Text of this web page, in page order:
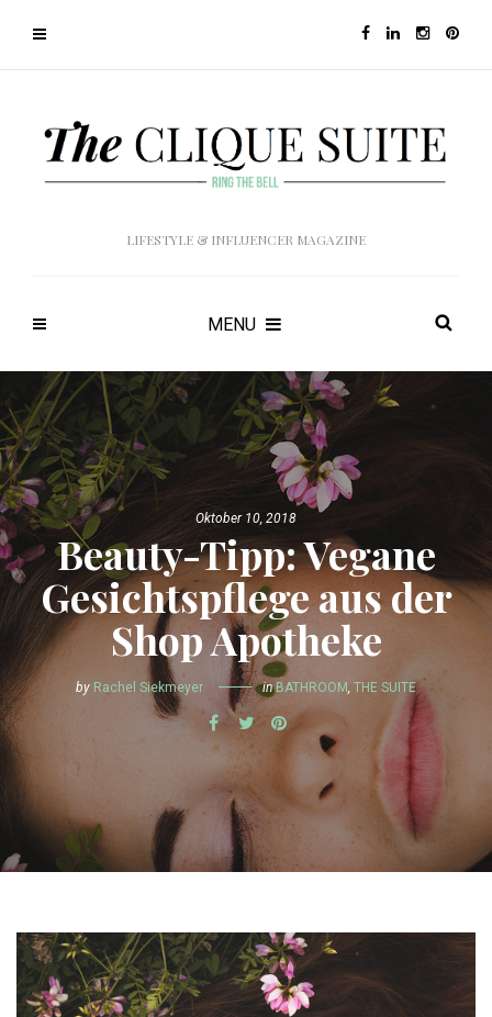
LIFESTYLE & INFLUENCER MAGAZINE
MENU
Oktober 10, 2018
Beauty-Tipp: Vegane
Gesichtspflege aus der
Shop Apotheke
by Rachel Siekmeyer inBATHROOM, THE SUITE